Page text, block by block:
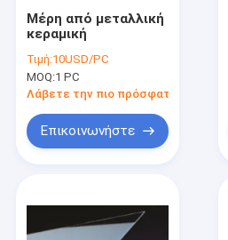
Μέρη από μεταλλική
κεραμική
Τιμή:10USD/PC
MOQ:1 PC
Λάβετε την πιο πρόσφατη τιμή
Επικοινωνήστε